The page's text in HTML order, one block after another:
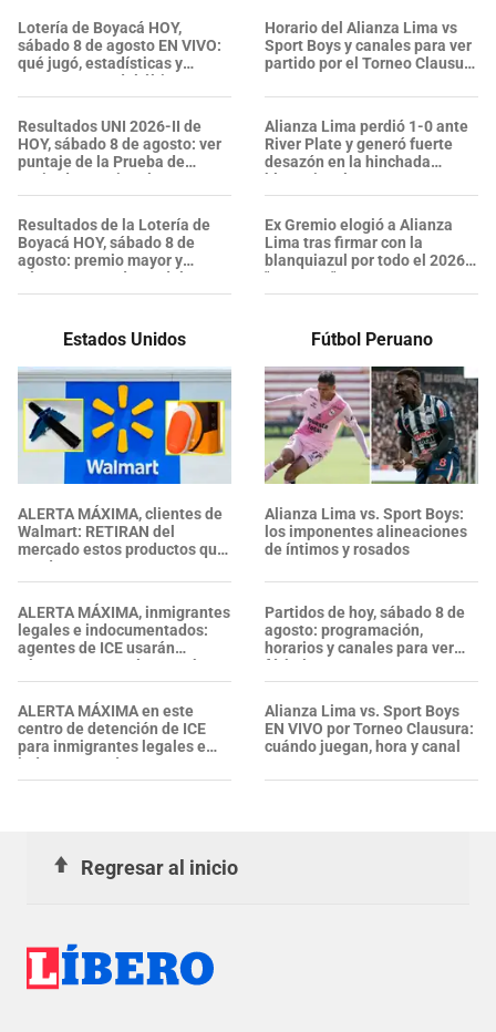
Lotería de Boyacá HOY,
sábado 8 de agosto EN VIVO:
qué jugó, estadísticas y
RESULTADOS del último
sorteo
Resultados UNI 2026-II de
HOY, sábado 8 de agosto: ver
puntaje de la Prueba de
Aptitud Vocacional para
Arquitectura
Resultados de la Lotería de
Boyacá HOY, sábado 8 de
agosto: premio mayor y
números ganadores del
último sorteo
Horario del Alianza Lima vs
Sport Boys y canales para ver
partido por el Torneo Clausura
Alianza Lima perdió 1-0 ante
River Plate y generó fuerte
desazón en la hinchada
blanquiazul
Ex Gremio elogió a Alianza
Lima tras firmar con la
blanquiazul por todo el 2026:
"Proyecto"
Estados Unidos
ALERTA MÁXIMA, clientes de
Walmart: RETIRAN del
mercado estos productos que
puedes encontrar en tu
cocina, garajes y armarios
ALERTA MÁXIMA, inmigrantes
legales e indocumentados:
agentes de ICE usarán
cámaras corporales, ¿qué se
sabe sobre su nueva política?
ALERTA MÁXIMA en este
centro de detención de ICE
para inmigrantes legales e
indocumentados en EE. UU.:
SALVADOREÑO falleció tras
Fútbol Peruano
Alianza Lima vs. Sport Boys:
los imponentes alineaciones
de íntimos y rosados
Partidos de hoy, sábado 8 de
agosto: programación,
horarios y canales para ver
fútbol EN VIVO
Alianza Lima vs. Sport Boys
EN VIVO por Torneo Clausura:
cuándo juegan, hora y canal
Regresar al inicio